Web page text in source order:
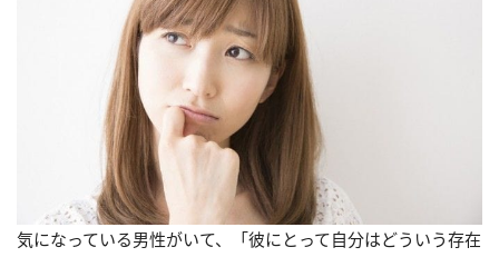
気になっている男性がいて、「彼にとって自分はどういう存在